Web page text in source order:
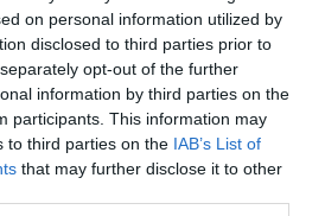
on personal information utilized by
disclosed to third parties prior to
opt-out of the further
information by third parties on the
participants. This information may
to third parties on the IAB’s List of
that may further disclose it to other
uomo diabeticoè stato
dell’isola per